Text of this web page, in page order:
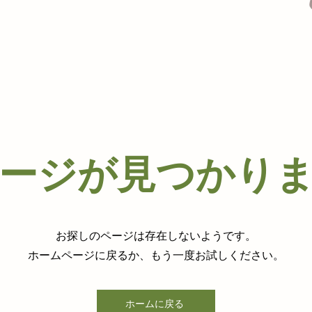
ジが見つかり
お探しのページは存在しないようです。
ホームページに戻るか、もう一度お試しください。
ホームに戻る